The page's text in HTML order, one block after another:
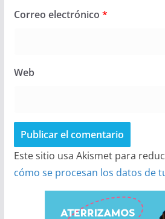
Correo electrónico *
Web
Este sitio usa Akismet para
cómo se procesan los datos de